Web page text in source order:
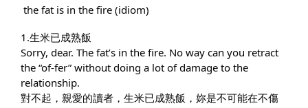
the fat is in the fire (idiom)
1.生米已成熟飯
Sorry, dear. The fat’s in the fire. No way can you retract
the “of-fer” without doing a lot of damage to the
relationship.
對不起，親愛的讀者，生米已成熟飯，妳是不可能在不傷